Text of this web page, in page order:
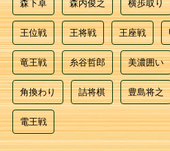
森下卓 森内俊之 横歩取り
王位戦 王将戦 王座戦
竜王戦 糸谷哲郎 美濃囲い
角換わり 詰将棋 豊島将之
電王戦